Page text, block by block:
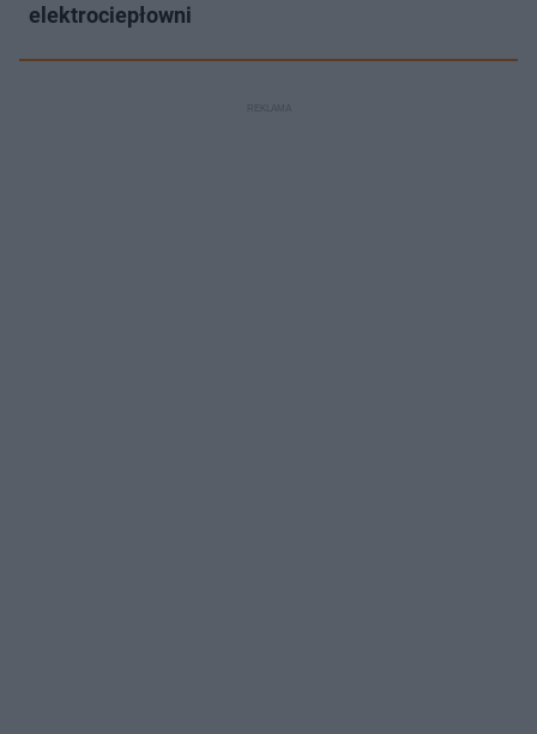
elektrociepłowni